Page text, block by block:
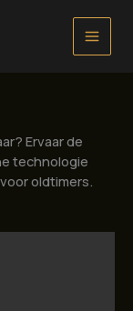
Ervaar de
technologie
oldtimers.